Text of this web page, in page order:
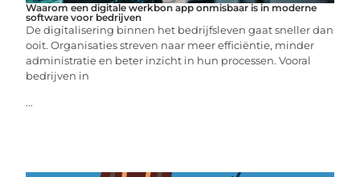
Waarom een digitale werkbon app onmisbaar is in moderne
software voor bedrijven
De digitalisering binnen het bedrijfsleven gaat sneller dan
ooit. Organisaties streven naar meer efficiëntie, minder
administratie en beter inzicht in hun processen. Vooral
bedrijven in
...